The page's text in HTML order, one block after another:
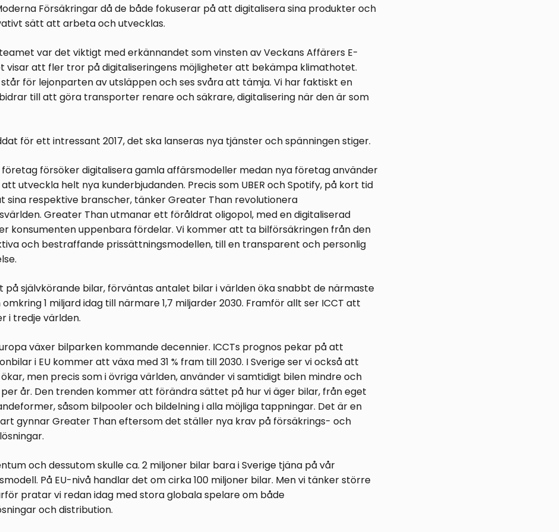
Försäkringar då de både fokuserar på att digitalisera sina produkter och
sätt att arbeta och utvecklas.
var det viktigt med erkännandet som vinsten av Veckans Affärers E-
visar att fler tror på digitaliseringens möjligheter att bekämpa klimathotet.
för lejonparten av utsläppen och ses svåra att tämja. Vi har faktiskt en
till att göra transporter renare och säkrare, digitalisering när den är som
för ett intressant 2017, det ska lanseras nya tjänster och spänningen stiger.
försöker digitalisera gamla affärsmodeller medan nya företag använder
utveckla helt nya kunderbjudanden. Precis som UBER och Spotify, på kort tid
sina respektive branscher, tänker Greater Than revolutionera
Greater Than utmanar ett föråldrat oligopol, med en digitaliserad
konsumenten uppenbara fördelar. Vi kommer att ta bilförsäkringen från den
och bestraffande prissättningsmodellen, till en transparent och personlig
på självkörande bilar, förväntas antalet bilar i världen öka snabbt de närmaste
1 miljard idag till närmare 1,7 miljarder 2030. Framför allt ser ICCT att
i tredje världen.
växer bilparken kommande decennier. ICCTs prognos pekar på att
i EU kommer att växa med 31 % fram till 2030. I Sverige ser vi också att
men precis som i övriga världen, använder vi samtidigt bilen mindre och
år. Den trenden kommer att förändra sättet på hur vi äger bilar, från eget
såsom bilpooler och bildelning i alla möjliga tappningar. Det är en
gynnar Greater Than eftersom det ställer nya krav på försäkrings- och
och dessutom skulle ca. 2 miljoner bilar bara i Sverige tjäna på vår
På EU-nivå handlar det om cirka 100 miljoner bilar. Men vi tänker större
pratar vi redan idag med stora globala spelare om både
och distribution.